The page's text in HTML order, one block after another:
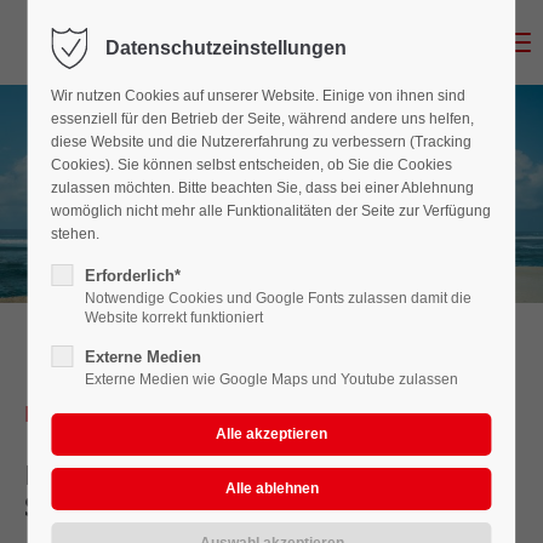
Der Eintrag "offcanvas-col1" existiert leider nicht.
Der Eintrag "offcanvas-col2" existiert leider nicht.
Der Eintrag "offcanvas-col3" existiert leider nicht.
Der Eintrag "offcanvas-col4" existiert leider nicht.
Herzlich willkommen!
Beim Verkehrs-Ausbildungs-Zentrum
Schneider
Datenschutzeinstellungen
Wir nutzen Cookies auf unserer Website. Einige von ihnen sind
essenziell für den Betrieb der Seite, während andere uns helfen,
diese Website und die Nutzererfahrung zu verbessern (Tracking
Cookies). Sie können selbst entscheiden, ob Sie die Cookies
zulassen möchten. Bitte beachten Sie, dass bei einer Ablehnung
womöglich nicht mehr alle Funktionalitäten der Seite zur Verfügung
stehen.
Erforderlich*
Notwendige Cookies und Google Fonts zulassen damit die
Website korrekt funktioniert
Externe Medien
Externe Medien wie Google Maps und Youtube zulassen